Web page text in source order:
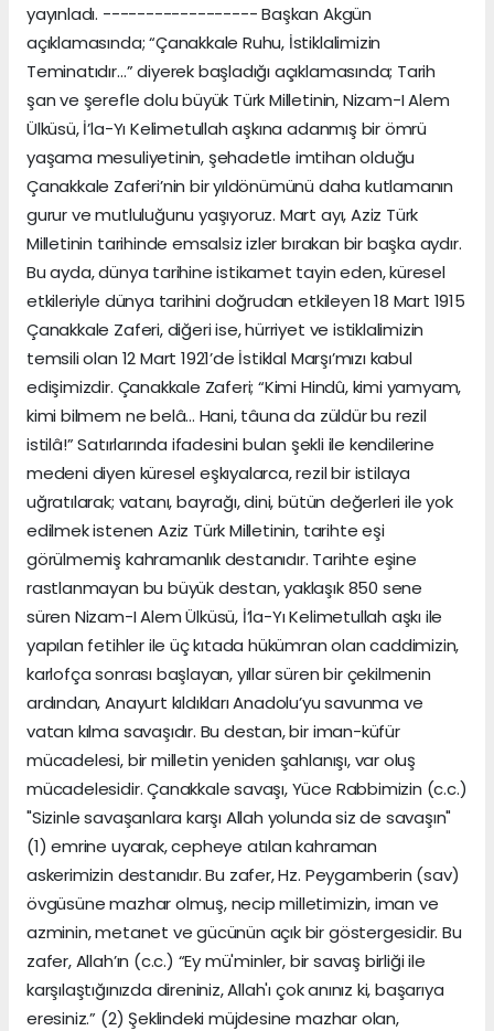
yayınladı. ------------------ Başkan Akgün
açıklamasında; “Çanakkale Ruhu, İstiklalimizin
Teminatıdır…” diyerek başladığı açıklamasında; Tarih
şan ve şerefle dolu büyük Türk Milletinin, Nizam-I Alem
Ülküsü, İ’la-Yı Kelimetullah aşkına adanmış bir ömrü
yaşama mesuliyetinin, şehadetle imtihan olduğu
Çanakkale Zaferi’nin bir yıldönümünü daha kutlamanın
gurur ve mutluluğunu yaşıyoruz. Mart ayı, Aziz Türk
Milletinin tarihinde emsalsiz izler bırakan bir başka aydır.
Bu ayda, dünya tarihine istikamet tayin eden, küresel
etkileriyle dünya tarihini doğrudan etkileyen 18 Mart 1915
Çanakkale Zaferi, diğeri ise, hürriyet ve istiklalimizin
temsili olan 12 Mart 1921’de İstiklal Marşı’mızı kabul
edişimizdir. Çanakkale Zaferi; “Kimi Hindû, kimi yamyam,
kimi bilmem ne belâ... Hani, tâuna da züldür bu rezil
istilâ!” Satırlarında ifadesini bulan şekli ile kendilerine
medeni diyen küresel eşkıyalarca, rezil bir istilaya
uğratılarak; vatanı, bayrağı, dini, bütün değerleri ile yok
edilmek istenen Aziz Türk Milletinin, tarihte eşi
görülmemiş kahramanlık destanıdır. Tarihte eşine
rastlanmayan bu büyük destan, yaklaşık 850 sene
süren Nizam-I Alem Ülküsü, İ’la-Yı Kelimetullah aşkı ile
yapılan fetihler ile üç kıtada hükümran olan caddimizin,
karlofça sonrası başlayan, yıllar süren bir çekilmenin
ardından, Anayurt kıldıkları Anadolu’yu savunma ve
vatan kılma savaşıdır. Bu destan, bir iman-küfür
mücadelesi, bir milletin yeniden şahlanışı, var oluş
mücadelesidir. Çanakkale savaşı, Yüce Rabbimizin (c.c.)
"Sizinle savaşanlara karşı Allah yolunda siz de savaşın"
(1) emrine uyarak, cepheye atılan kahraman
askerimizin destanıdır. Bu zafer, Hz. Peygamberin (sav)
övgüsüne mazhar olmuş, necip milletimizin, iman ve
azminin, metanet ve gücünün açık bir göstergesidir. Bu
zafer, Allah’ın (c.c.) “Ey mü'minler, bir savaş birliği ile
karşılaştığınızda direniniz, Allah'ı çok anınız ki, başarıya
eresiniz.” (2) Şeklindeki müjdesine mazhar olan,